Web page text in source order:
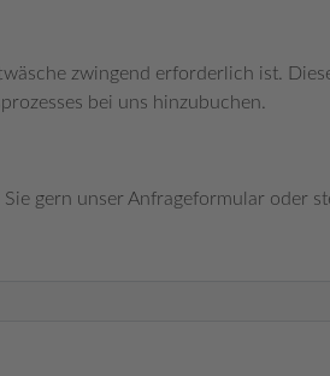
zwingend erforderlich ist.
bei uns hinzubuchen.
gern unser Anfrageformular oder